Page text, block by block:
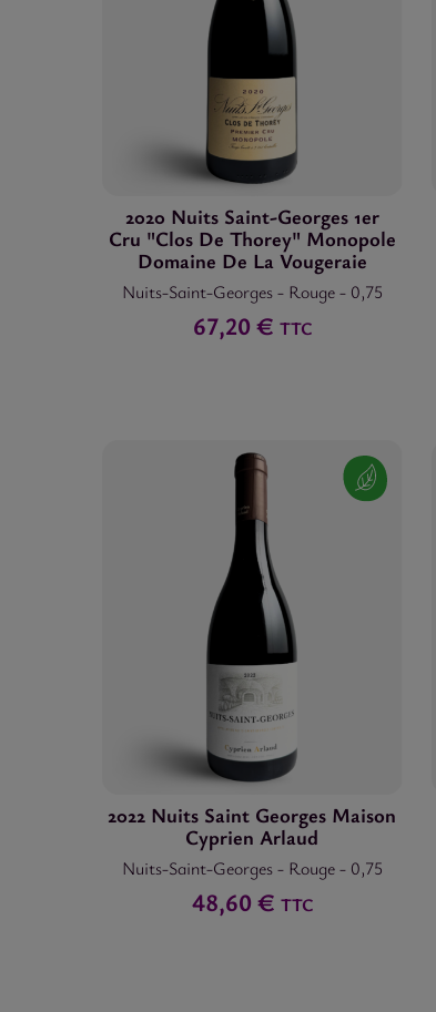
2020 Nuits Saint-Georges 1er
Cru "Clos De Thorey" Monopole
Domaine De La Vougeraie
Nuits-Saint-Georges- Rouge- 0,75
67,20 € TTC
2022 Nuits Saint Georges Maison
Cyprien Arlaud
Nuits-Saint-Georges- Rouge- 0,75
48,60 € TTC